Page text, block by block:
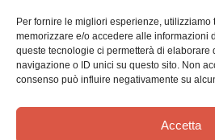
Per fornire le migliori esperienze,
memorizzare e/o accedere alle informazioni
queste tecnologie ci permetterà di elaborare
navigazione o ID unici su questo sito. Non
consenso può influire negativamente su
Accetta
Effatà Editrice di Pellegrino Paolo
C.F. e P.IVA 09655250018
Via Tre Denti, 1 - 10060 Cantalupa
Telefono: (+39) 0121 353452 -